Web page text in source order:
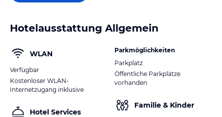
der Nähe besuchen.
Hinweis: Verfasst von HolidayCheck mit Hilfe von KI. Alle
des jeweiligen Veranstalters.
Hotelausstattung Allgemein
WLAN
Verfügbar
Kostenloser WLAN-
Internetzugang inklusive
Hotel Services
Parkmöglichkeiten
Parkplatz
Öffentliche Parkplätze
vorhanden
Familie & Kinder